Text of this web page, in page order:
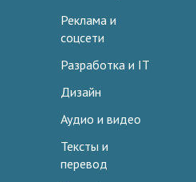
Реклама и
соцсети
Разработка и IT
Дизайн
Аудио и видео
Тексты и
перевод